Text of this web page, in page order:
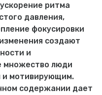
ритма
давления,
фокусировки
создают
и
множество люди
и мотивирующим.
содержании дает